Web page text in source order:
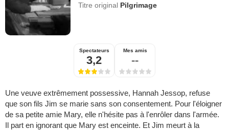
Titre original Pilgrimage
Spectateurs
3,2
Mes amis
--
Une veuve extrêmement possessive, Hannah Jessop, refuse
que son fils Jim se marie sans son consentement. Pour l'éloigner
de sa petite amie Mary, elle n'hésite pas à l'enrôler dans l'armée.
Il part en ignorant que Mary est enceinte. Et Jim meurt à la